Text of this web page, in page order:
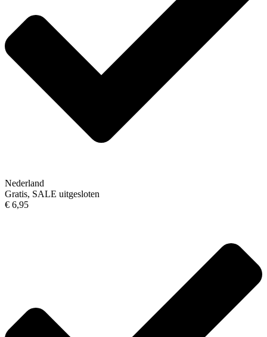
Nederland
Gratis, SALE uitgesloten
€ 6,95